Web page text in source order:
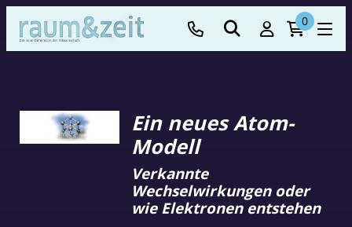
0
Ein neues Atom-
Modell
Verkannte
Wechselwirkungen oder
wie Elektronen entstehen